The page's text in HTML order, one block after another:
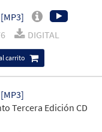
DIGITAL
carrito
Tercera Edición CD